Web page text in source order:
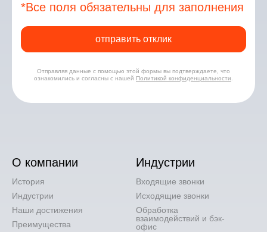
Отправляя данные с помощью этой формы вы подтверждаете, что
ознакомились и согласны с нашей Политикой конфиденциальности
*Все поля обязательны для заполнения
отправить отклик
О компании
История
Индустрии
Наши достижения
Преимущества
Индустрии
Входящие звонки
Исходящие звонки
Обработка
взаимодействий и бэк-
офис